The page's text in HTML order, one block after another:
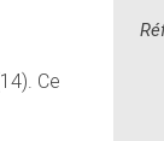
Ce